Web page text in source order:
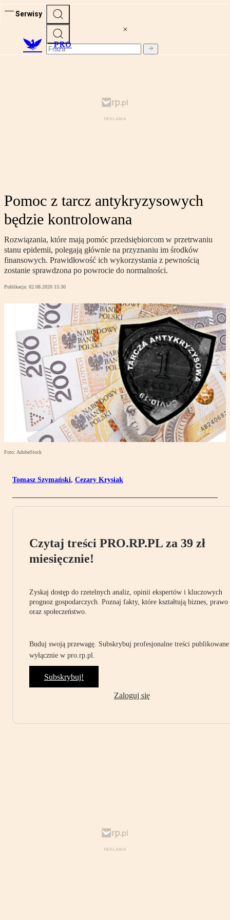
Serwisy
PRO
Pomoc z tarcz antykryzysowych
będzie kontrolowana
Rozwiązania, które mają pomóc przedsiębiorcom w przetrwaniu
stanu epidemii, polegają głównie na przyznaniu im środków
finansowych. Prawidłowość ich wykorzystania z pewnością
zostanie sprawdzona po powrocie do normalności.
Publikacja: 02.08.2020 15:30
Foto: AdobeStock
Tomasz Szymański, Cezary Krysiak
Czytaj treści PRO.RP.PL za 39 zł
miesięcznie!
Zyskaj dostęp do rzetelnych analiz, opinii ekspertów i kluczowych
prognoz gospodarczych. Poznaj fakty, które kształtują biznes, prawo
oraz społeczeństwo.
Buduj swoją przewagę. Subskrybuj profesjonalne treści publikowane
wyłącznie w pro.rp.pl.
Subskrybuj!
Zaloguj się